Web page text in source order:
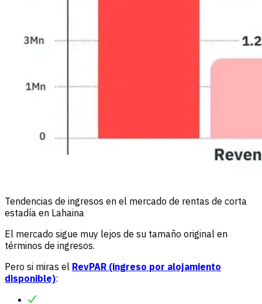
Tendencias de ingresos en el mercado de rentas de corta
estadía en Lahaina
El mercado sigue muy lejos de su tamaño original en
términos de ingresos.
Pero si miras el RevPAR (ingreso por alojamiento
disponible):